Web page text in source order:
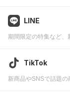
LINE
期間限定の特集など、
TikTok
新商品やSNSで話題の